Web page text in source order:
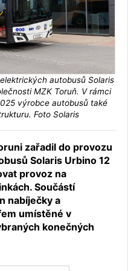
autobusů Solaris
MZK Toruň. V rámci
výrobce autobusů také
Foto Solaris
zařadil do provozu
Solaris Urbino 12
provoz na
Součástí
nabíječky a
umístěné v
konečných